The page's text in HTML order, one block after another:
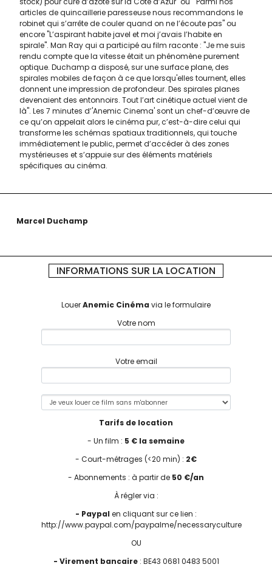
articles de quincaillerie paresseuse nous recommandons le
robinet qui s’arrête de couler quand on ne l’écoute pas" ou
encore "L’aspirant habite javel et moi j’avais l’habite en
spirale". Man Ray qui a participé au film raconte : "Je me suis
rendu compte que la vitesse était un phénomène purement
optique. Duchamp a disposé, sur une surface plane, des
spirales mobiles de façon à ce que lorsqu'elles tournent, elles
donnent une impression de profondeur. Des spirales planes
devenaient des entonnoirs. Tout l’art cinétique actuel vient de
là". Les 7 minutes d’'Anemic Cinema' sont un chef-d’œuvre de
ce qu’on appelait alors le cinéma pur, c’est-à-dire celui qui
transforme les schémas spatiaux traditionnels, qui touche
immédiatement le public, permet d’accéder à des zones
mystérieuses et s’appuie sur des éléments matériels
spécifiques au cinéma.
Marcel Duchamp
INFORMATIONS SUR LA LOCATION
LouerAnemic Cinéma via le formulaire
Votre nom
Votre email
Tarifs de location
- Un film : 5 € la semaine
- Court-métrages (<20 min) : 2€
- Abonnements : à partir de 50 €/an
À régler via :
- Paypal en cliquant sur ce lien :
http://www.paypal.com/paypalme/necessaryculture
OU
- Virement bancaire: BE43 0681 0483 5001